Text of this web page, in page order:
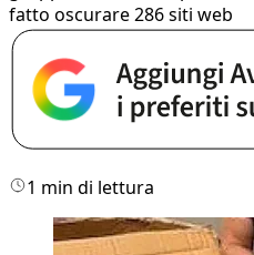
fatto oscurare 286 siti web
1 min di lettura